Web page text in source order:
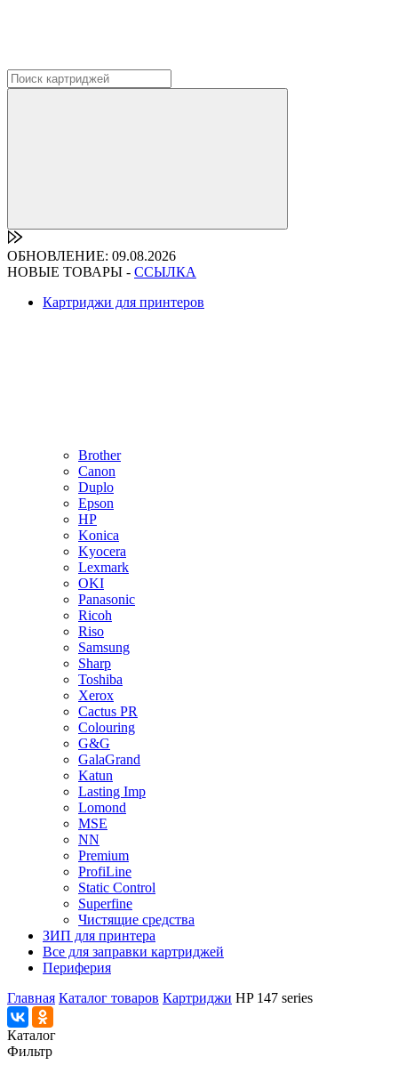
ОБНОВЛЕНИЕ: 09.08.2026
НОВЫЕ ТОВАРЫ - ССЫЛКА
Картриджи для принтеров
Brother
Canon
Duplo
Epson
HP
Konica
Kyocera
Lexmark
OKI
Panasonic
Ricoh
Riso
Samsung
Sharp
Toshiba
Xerox
Cactus PR
Colouring
G&G
GalaGrand
Katun
Lasting Imp
Lomond
MSE
NN
Premium
ProfiLine
Static Control
Superfine
Чистящие средства
ЗИП для принтера
Все для заправки картриджей
Периферия
Главная Каталог товаров Картриджи HP 147 series
Каталог
Фильтр